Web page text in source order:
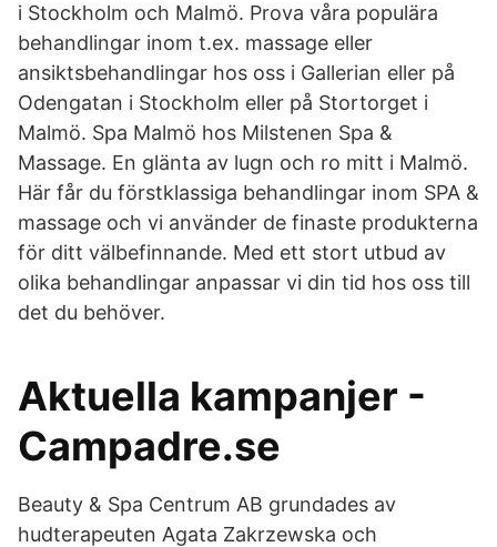
i Stockholm och Malmö. Prova våra populära
behandlingar inom t.ex. massage eller
ansiktsbehandlingar hos oss i Gallerian eller på
Odengatan i Stockholm eller på Stortorget i
Malmö. Spa Malmö hos Milstenen Spa &
Massage. En glänta av lugn och ro mitt i Malmö.
Här får du förstklassiga behandlingar inom SPA &
massage och vi använder de finaste produkterna
för ditt välbefinnande. Med ett stort utbud av
olika behandlingar anpassar vi din tid hos oss till
det du behöver.
Aktuella kampanjer -
Campadre.se
Beauty & Spa Centrum AB grundades av
hudterapeuten Agata Zakrzewska och